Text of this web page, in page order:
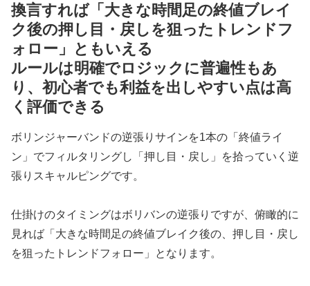
換言すれば「大きな時間足の終値ブレイ
ク後の押し目・戻しを狙ったトレンドフ
ォロー」ともいえる
ルールは明確でロジックに普遍性もあ
り、初心者でも利益を出しやすい点は高
く評価できる
ボリンジャーバンドの逆張りサインを1本の「終値ライ
ン」でフィルタリングし「押し目・戻し」を拾っていく逆
張りスキャルピングです。
仕掛けのタイミングはボリバンの逆張りですが、俯瞰的に
見れば「大きな時間足の終値ブレイク後の、押し目・戻し
を狙ったトレンドフォロー」となります。